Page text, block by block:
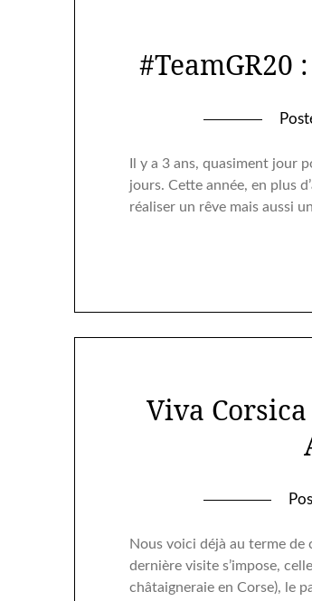
#TeamGR20
Il y a 3 ans, quasiment jour
jours. Cette année, en plus
réaliser un rêve mais aussi
Viva
Nous voici déjà au terme de
dernière visite s’impose,
châtaigneraie en Corse), le